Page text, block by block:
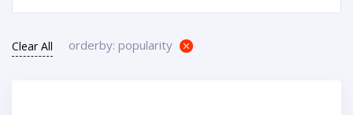
Clear All orderby: popularity